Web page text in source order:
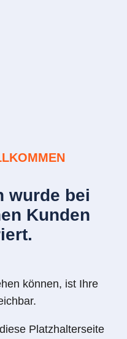
wurde bei
Kunden
können, ist Ihre
Platzhalterseite